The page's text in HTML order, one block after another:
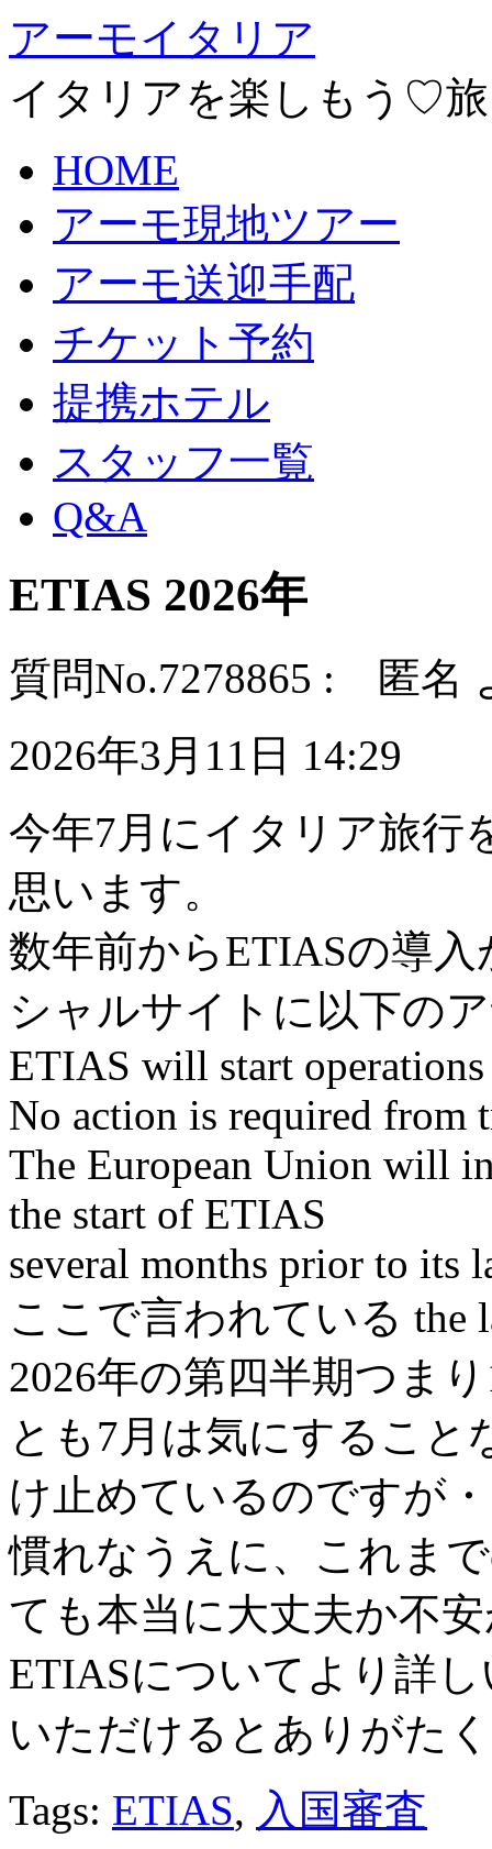
アーモイタリア
イタリアを楽しもう♡
HOME
アーモ現地ツアー
アーモ送迎手配
チケット予約
提携ホテル
スタッフ一覧
Q&A
ETIAS 2026年
質問No.7278865 : 匿名
2026年3月11日 14:29
今年7月にイタリア旅行
思います。
数年前からETIASの導
シャルサイトに以下の
ETIAS will start
No action is required from
The European Union will
the start of ETIAS
several months prior to its
ここで言われている the
2026年の第四半期つま
とも7月は気にすること
け止めているのですが
慣れなうえに、これま
ても本当に大丈夫か不
ETIASについてより詳
いただけるとありがた
Tags: ETIAS, 入国審査